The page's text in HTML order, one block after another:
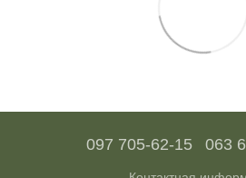
097 705-62-15 063